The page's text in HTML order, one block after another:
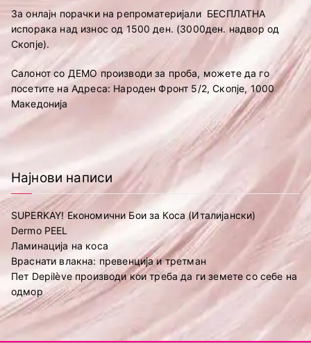
За онлајн порачки на репроматеријали БЕСПЛАТНА
испорака над износ од 1500 ден. (3000ден. надвор од
Скопје).
Салонот со ДЕМО производи за проба, можете да го
посетите на Адреса: Народен Фронт 5/2, Скопје, 1000
Македонија
Најнови написи
SUPERKAY! Економични Бои за Коса (Италијански)
Dermo PEEL
Ламинација на коса
Враснати влакна: превенција и третман
Пет Depilève производи кои треба да ги земете со себе на
одмор